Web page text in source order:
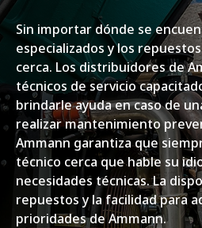
Sin importar dónde se
especializados y los
cerca. Los distribuidores de
técnicos de servicio
brindarle ayuda en caso de
realizar mantenimiento
Ammann garantiza que
técnico cerca que hable su
necesidades técnicas. La
repuestos y la facilidad para
prioridades de Ammann.